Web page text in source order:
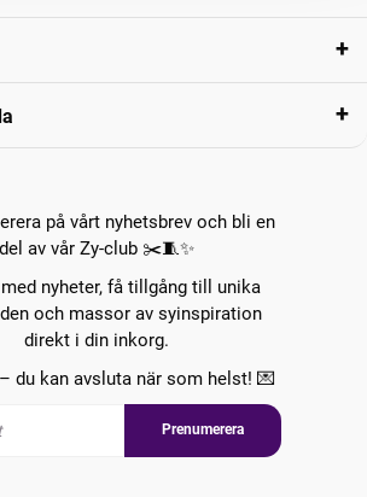
på vårt nyhetsbrev och bli en
del av vår Zy-club ✂️🧵✨
nyheter, få tillgång till unika
och massor av syinspiration
direkt i din inkorg.
du kan avsluta när som helst! 💌
Prenumerera